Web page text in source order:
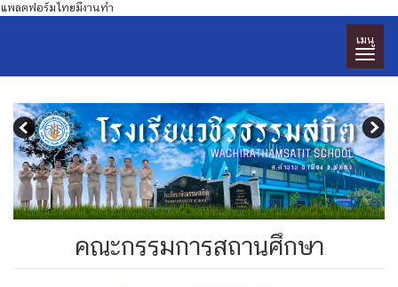
แพลตฟอร์มไทยมีงานทำ
เมนู
คณะกรรมการสถานศึกษา